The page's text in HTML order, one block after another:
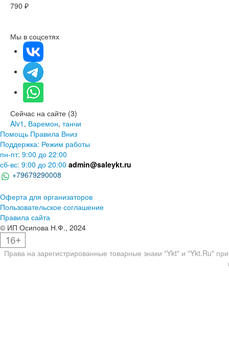
790 ₽
Мы в соцсетях
Сейчас на сайте (3)
Alv1 , Варемон, танчи
Помощь Правила Вниз
Поддержка: Режим работы
пн-пт: 9:00 до 22:00
сб-вс: 9:00 до 20:00 admin@saleykt.ru
+79679290008
Оферта для организаторов
Пользовательское соглашение
Правила сайта
© ИП Осипова Н.Ф., 2024
Права на зарегистрированные товарные знаки "Ykt" и "Ykt.Ru"